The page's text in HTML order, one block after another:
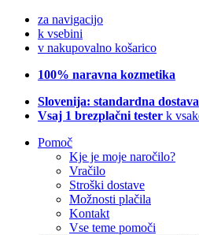
za navigacijo
k vsebini
v nakupovalno košarico
100% naravna kozmetika
Slovenija: standardna
Vsaj 1 brezplačni tester k
Pomoč
Kje je moje naročilo?
Vračilo
Stroški dostave
Možnosti plačila
Kontakt
Vse teme pomoči